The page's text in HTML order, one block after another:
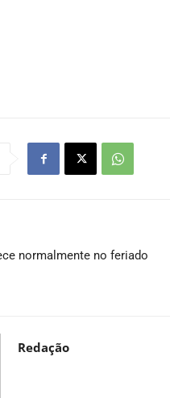
normalmente no feriado
Redação